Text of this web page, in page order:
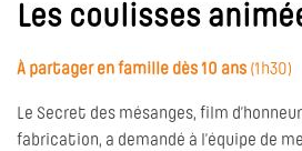
Les coulisses
À partager en famille dès 10 ans (1h30)
Le Secret des mésanges, film
fabrication, a demandé à l’équipe de